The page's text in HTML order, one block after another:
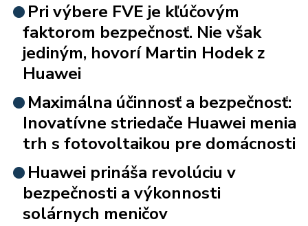
Pri výbere FVE je kľúčovým
faktorom bezpečnosť. Nie však
jediným, hovorí Martin Hodek z
Huawei
Maximálna účinnosť a bezpečnosť:
Inovatívne striedače Huawei menia
trh s fotovoltaikou pre domácnosti
Huawei prináša revolúciu v
bezpečnosti a výkonnosti
solárnych meničov